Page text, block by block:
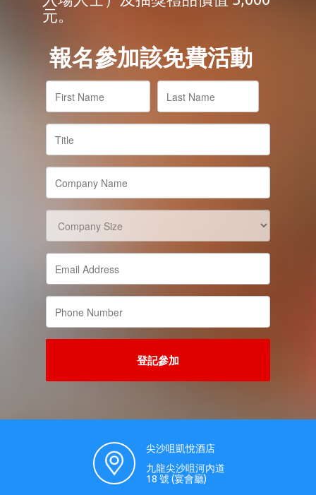
元。
報名參加該免費活動
登記參加
尖沙咀凱悅酒店
九龍尖沙咀河內道
18 號 (宴會廳)